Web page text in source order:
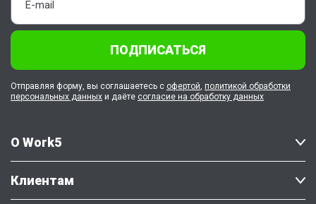
О Work5
Клиентам
ПОДПИСАТЬСЯ
Отправляя форму, вы соглашаетесь с офертой, политикой обработки
персональных данных и даёте согласие на обработку данных